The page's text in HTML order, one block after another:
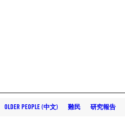
OLDER PEOPLE (中文) 難民 研究報告